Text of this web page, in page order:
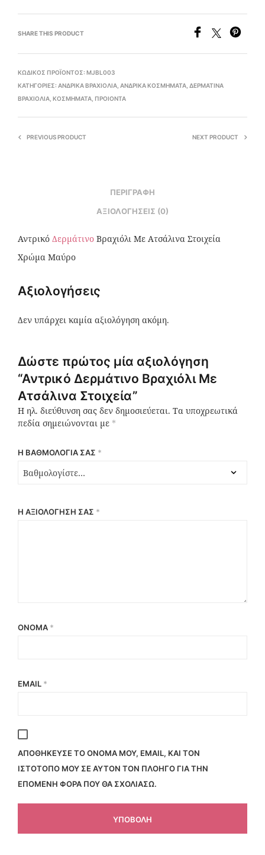
SHARE THIS PRODUCT
ΚΩΔΙΚΌΣ ΠΡΟΪΌΝΤΟΣ: MJBL003
ΚΑΤΗΓΟΡΊΕΣ: ΑΝΔΡΙΚΆ ΒΡΑΧΙΌΛΙΑ ΑΝΔΡΙΚΆ ΚΟΣΜΉΜΑΤΑ ΔΕΡΜΆΤΙΝΑ
ΒΡΑΧΙΌΛΙΑ ΚΟΣΜΉΜΑΤΑ ΠΡΟΙΟΝΤΑ
PREVIOUS PRODUCT NEXT PRODUCT
ΠΕΡΙΓΡΑΦΉ
ΑΞΙΟΛΟΓΉΣΕΙΣ (0)
Αντρικό Δερμάτινο Βραχιόλι Με Ατσάλινα Στοιχεία
Χρώμα Μαύρο
Αξιολογήσεις
Δεν υπάρχει καμία αξιολόγηση ακόμη.
Δώστε πρώτος μία αξιολόγηση
“Αντρικό Δερμάτινο Βραχιόλι Με
Ατσάλινα Στοιχεία”
Η ηλ. διεύθυνση σας δεν δημοσιεύεται. Τα υποχρεωτικά
πεδία σημειώνονται με *
Η ΒΑΘΜΟΛΟΓΊΑ ΣΑΣ *
Η ΑΞΙΟΛΌΓΗΣΉ ΣΑΣ *
ΌΝΟΜΑ *
EMAIL *
ΑΠΟΘΉΚΕΥΣΕ ΤΟ ΌΝΟΜΆ ΜΟΥ, EMAIL, ΚΑΙ ΤΟΝ
ΙΣΤΌΤΟΠΟ ΜΟΥ ΣΕ ΑΥΤΌΝ ΤΟΝ ΠΛΟΗΓΌ ΓΙΑ ΤΗΝ
ΕΠΌΜΕΝΗ ΦΟΡΆ ΠΟΥ ΘΑ ΣΧΟΛΙΆΣΩ.